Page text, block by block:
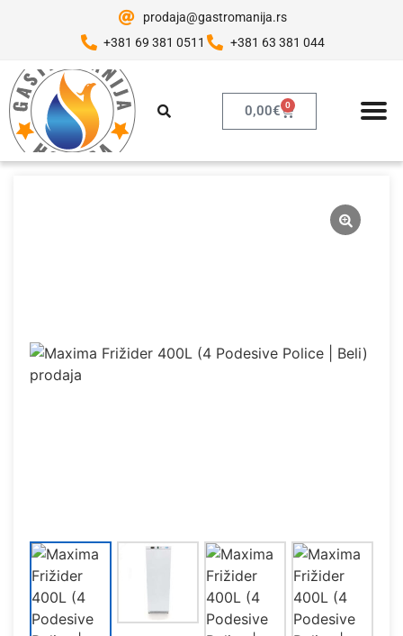
prodaja@gastromanija.rs
+381 69 381 0511
+381 63 381 044
0,00€ 0